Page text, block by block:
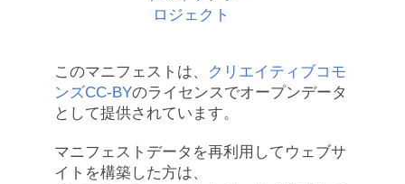
このマニフェストは、
クリエイティブコモ
ンズCC-BYのライセンスでオープンデータ
として提供されています。
マニフェストデータを再利用してウェブサ
イトを構築した方は、